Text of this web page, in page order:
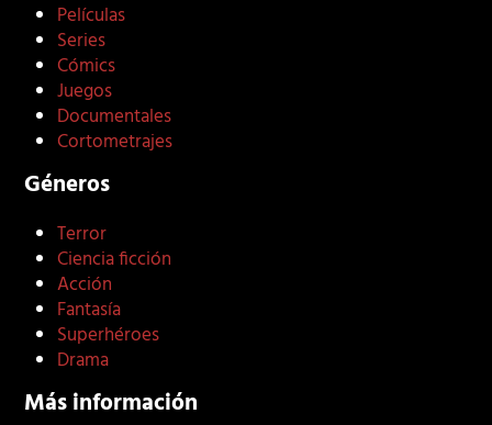
Películas
Series
Cómics
Juegos
Documentales
Cortometrajes
Géneros
Terror
Ciencia ficción
Acción
Fantasía
Superhéroes
Drama
Más información